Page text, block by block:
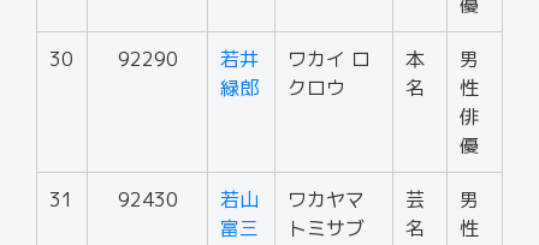
30 92290
若井
緑郎
ワカイ ロ
クロウ
本
名
男
性
俳
優
31 92430
若山
富三
ワカヤマ
トミサブ
芸
名
男
性